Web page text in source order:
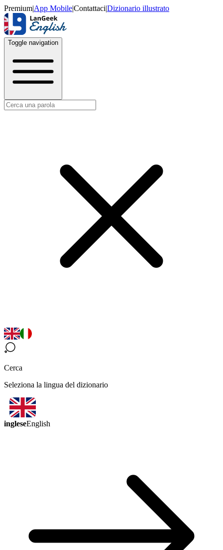
Premium|App Mobile|Contattaci|Dizionario illustrato
Toggle navigation
Cerca
Seleziona la lingua del dizionario
ingleseEnglish